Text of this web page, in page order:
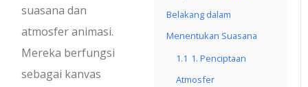
Belakang dalam
Menentukan Suasana
1.1 1. Penciptaan
Atmosfer
suasana dan
atmosfer animasi.
Mereka berfungsi
sebagai kanvas